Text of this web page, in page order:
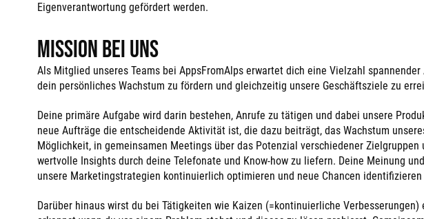
Eigenverantwortung gefördert werden.
Mission bei Uns
Als Mitglied unseres Teams bei AppsFromAlps erwartet dich eine Vielzahl
dein persönliches Wachstum zu fördern und gleichzeitig unsere Geschäftsziele zu
Deine primäre Aufgabe wird darin bestehen, Anrufe zu tätigen und dabei unsere
neue Aufträge die entscheidende Aktivität ist, die dazu beiträgt, das Wachstum
Möglichkeit, in gemeinsamen Meetings über das Potenzial verschiedener
wertvolle Insights durch deine Telefonate und Know-how zu liefern. Deine Meinung
unsere Marketingstrategien kontinuierlich optimieren und neue Chancen identifizieren
Darüber hinaus wirst du bei Tätigkeiten wie Kaizen (=kontinuierliche